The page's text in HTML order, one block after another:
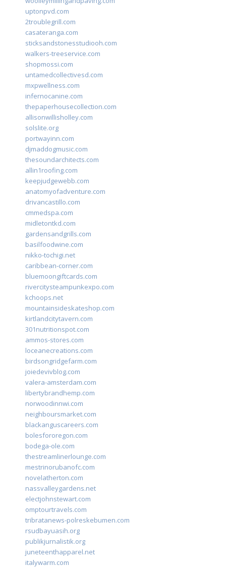
uptonpvd.com
2troublegrill.com
casateranga.com
sticksandstonesstudiooh.com
walkers-treeservice.com
shopmossi.com
untamedcollectivesd.com
mxpwellness.com
infernocanine.com
thepaperhousecollection.com
allisonwillisholley.com
solslite.org
portwayinn.com
djmaddogmusic.com
thesoundarchitects.com
allin1roofing.com
keepjudgewebb.com
anatomyofadventure.com
drivancastillo.com
cmmedspa.com
midletontkd.com
gardensandgrills.com
basilfoodwine.com
nikko-tochigi.net
caribbean-corner.com
bluemoongiftcards.com
rivercitysteampunkexpo.com
kchoops.net
mountainsideskateshop.com
kirtlandcitytavern.com
301nutritionspot.com
ammos-stores.com
loceanecreations.com
birdsongridgefarm.com
joiedevivblog.com
valera-amsterdam.com
libertybrandhemp.com
norwoodinnwi.com
neighboursmarket.com
blackanguscareers.com
bolesfororegon.com
bodega-ole.com
thestreamlinerlounge.com
mestrinorubanofc.com
novelatherton.com
nassvalleygardens.net
electjohnstewart.com
omptourtravels.com
tribratanews-polreskebumen.com
rsudbayuasih.org
publikjurnalistik.org
juneteenthapparel.net
italywarm.com